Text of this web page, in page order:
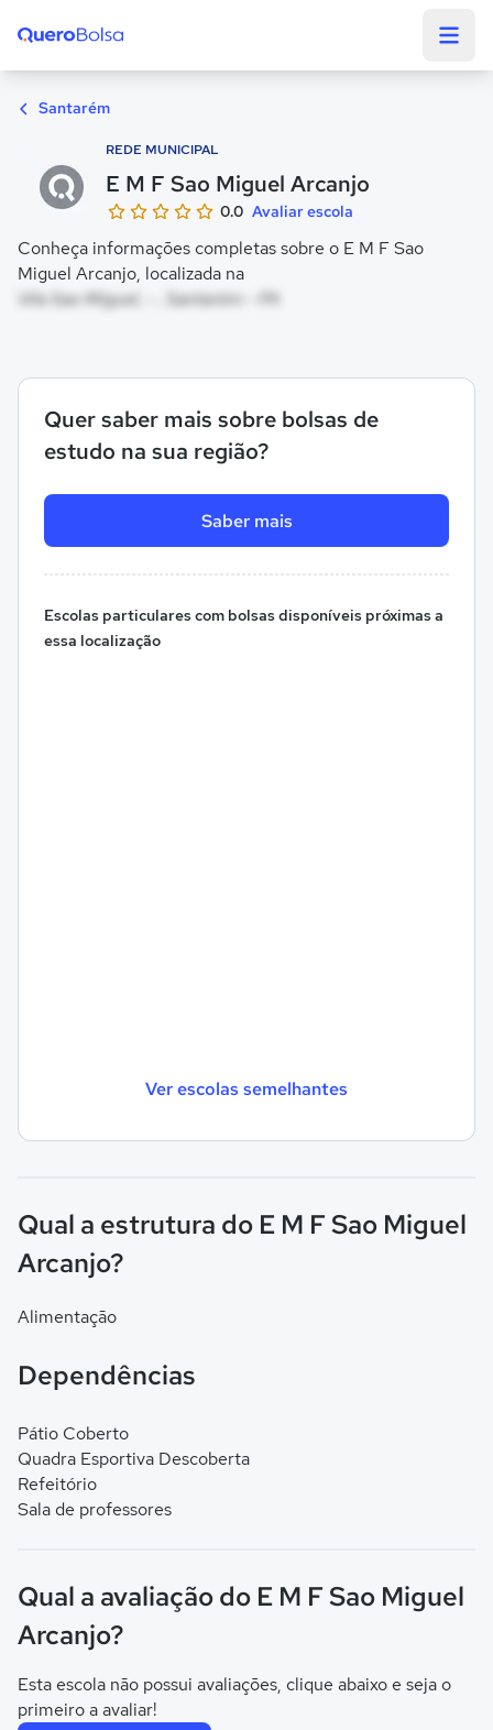
Santarém
REDE MUNICIPAL
E M F Sao Miguel Arcanjo
0.0 Avaliar escola
Conheça informações completas sobre o E M F Sao
Miguel Arcanjo, localizada na
Vila Sao Miguel, - , Santarém - PA
Quer saber mais sobre bolsas de
estudo na sua região?
Saber mais
Escolas particulares com bolsas disponíveis próximas a
essa localização
Ver escolas semelhantes
Qual a estrutura do E M F Sao Miguel
Arcanjo?
Alimentação
Dependências
Pátio Coberto
Quadra Esportiva Descoberta
Refeitório
Sala de professores
Qual a avaliação do E M F Sao Miguel
Arcanjo?
Esta escola não possui avaliações, clique abaixo e seja o
primeiro a avaliar!